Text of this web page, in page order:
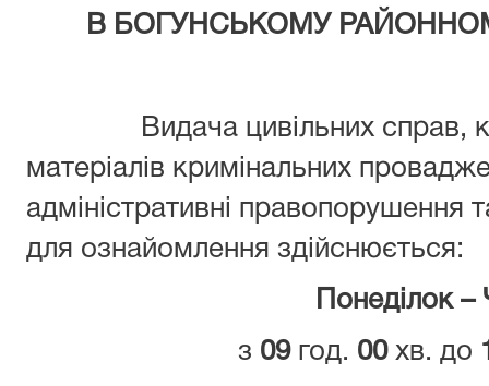
В БОГУНСЬКОМУ
Видача цивільних справ,
матеріалів кримінальних
адміністративні правопорушення
для ознайомлення здійснюється:
Понеділок –
з 09 год. 00 хв. до